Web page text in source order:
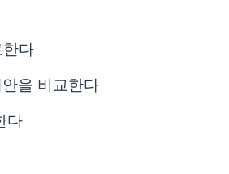
다
을 비교한다
다